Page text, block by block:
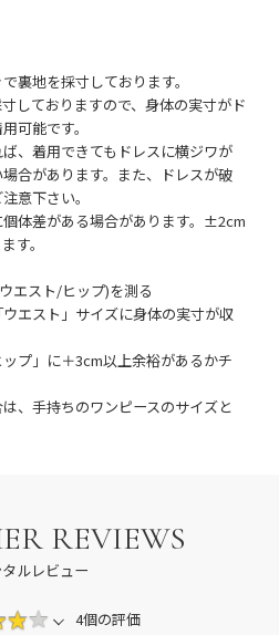
裏地を採寸しております。
しておりますので、身体の実寸がド
可能です。
、着用できてもドレスに横ジワが
合があります。また、ドレスが破
意下さい。
体差がある場合があります。±2cm
す。
エスト/ヒップ)を測る
エスト」サイズに身体の実寸が収
プ」に＋3cm以上余裕があるかチ
、手持ちのワンピースのサイズと
REVIEWS
タルレビュー
4個の評価